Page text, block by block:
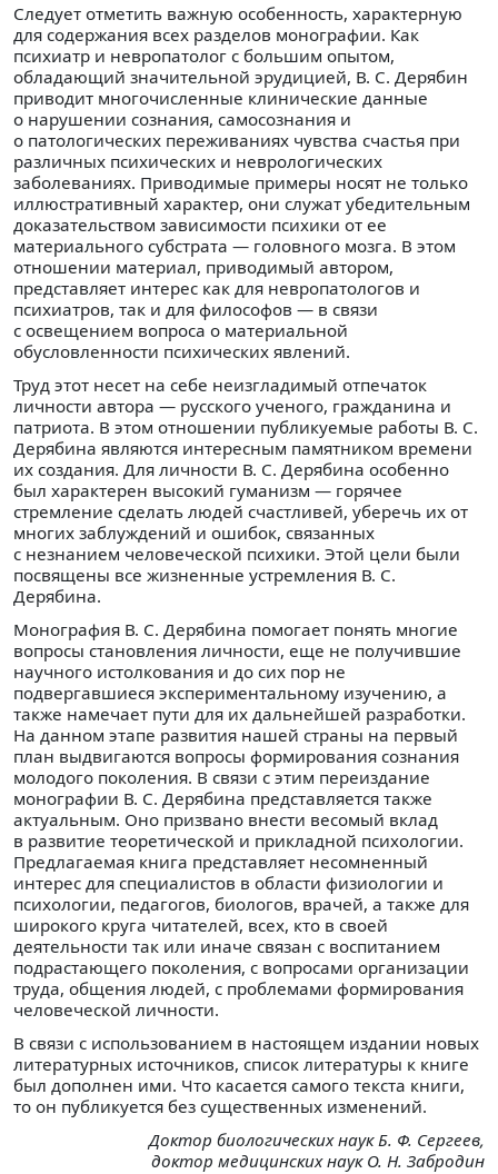
Следует отметить важную особенность, характерную
для содержания всех разделов монографии. Как
психиатр и невропатолог с большим опытом,
обладающий значительной эрудицией, В. С. Дерябин
приводит многочисленные клинические данные
о нарушении сознания, самосознания и
о патологических переживаниях чувства счастья при
различных психических и неврологических
заболеваниях. Приводимые примеры носят не только
иллюстративный характер, они служат убедительным
доказательством зависимости психики от ее
материального субстрата — головного мозга. В этом
отношении материал, приводимый автором,
представляет интерес как для невропатологов и
психиатров, так и для философов — в связи
с освещением вопроса о материальной
обусловленности психических явлений.
Труд этот несет на себе неизгладимый отпечаток
личности автора — русского ученого, гражданина и
патриота. В этом отношении публикуемые работы В. С.
Дерябина являются интересным памятником времени
их создания. Для личности В. С. Дерябина особенно
был характерен высокий гуманизм — горячее
стремление сделать людей счастливей, уберечь их от
многих заблуждений и ошибок, связанных
с незнанием человеческой психики. Этой цели были
посвящены все жизненные устремления В. С.
Дерябина.
Монография В. С. Дерябина помогает понять многие
вопросы становления личности, еще не получившие
научного истолкования и до сих пор не
подвергавшиеся экспериментальному изучению, а
также намечает пути для их дальнейшей разработки.
На данном этапе развития нашей страны на первый
план выдвигаются вопросы формирования сознания
молодого поколения. В связи с этим переиздание
монографии В. С. Дерябина представляется также
актуальным. Оно призвано внести весомый вклад
в развитие теоретической и прикладной психологии.
Предлагаемая книга представляет несомненный
интерес для специалистов в области физиологии и
психологии, педагогов, биологов, врачей, а также для
широкого круга читателей, всех, кто в своей
деятельности так или иначе связан с воспитанием
подрастающего поколения, с вопросами организации
труда, общения людей, с проблемами формирования
человеческой личности.
В связи с использованием в настоящем издании новых
литературных источников, список литературы к книге
был дополнен ими. Что касается самого текста книги,
то он публикуется без существенных изменений.
Доктор биологических наук Б. Ф. Сергеев,
доктор медицинских наук О. Н. Забродин